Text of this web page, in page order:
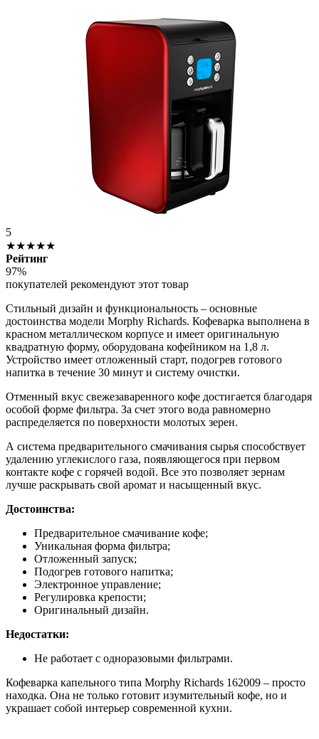
5
★★★★★
Рейтинг
97%
покупателей рекомендуют этот товар
Стильный дизайн и функциональность – основные
достоинства модели Morphy Richards. Кофеварка выполнена в
красном металлическом корпусе и имеет оригинальную
квадратную форму, оборудована кофейником на 1,8 л.
Устройство имеет отложенный старт, подогрев готового
напитка в течение 30 минут и систему очистки.
Отменный вкус свежезаваренного кофе достигается благодаря
особой форме фильтра. За счет этого вода равномерно
распределяется по поверхности молотых зерен.
А система предварительного смачивания сырья способствует
удалению углекислого газа, появляющегося при первом
контакте кофе с горячей водой. Все это позволяет зернам
лучше раскрывать свой аромат и насыщенный вкус.
Достоинства:
Предварительное смачивание кофе;
Уникальная форма фильтра;
Отложенный запуск;
Подогрев готового напитка;
Электронное управление;
Регулировка крепости;
Оригинальный дизайн.
Недостатки:
Не работает с одноразовыми фильтрами.
Кофеварка капельного типа Morphy Richards 162009 – просто
находка. Она не только готовит изумительный кофе, но и
украшает собой интерьер современной кухни.